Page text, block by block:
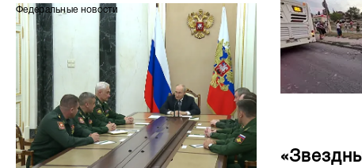
Федеральные новости